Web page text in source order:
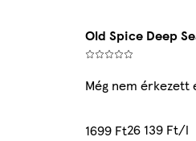
Old Spice Deep
Még nem érkezett
1699 Ft26 139 Ft/l